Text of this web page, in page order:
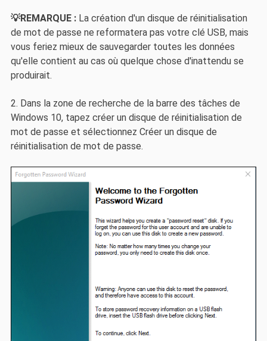
💡REMARQUE :La création d'un disque de réinitialisation
de mot de passe ne reformatera pas votre clé USB, mais
vous feriez mieux de sauvegarder toutes les données
qu'elle contient au cas où quelque chose d'inattendu se
produirait.
2. Dans la zone de recherche de la barre des tâches de
Windows 10, tapez créer un disque de réinitialisation de
mot de passe et sélectionnez Créer un disque de
réinitialisation de mot de passe.